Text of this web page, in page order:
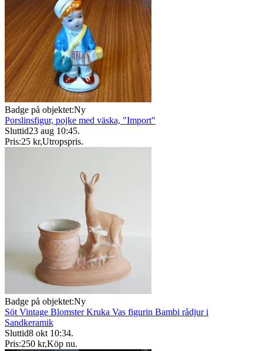
Badge på objektet:Ny
Porslinsfigur, pojke med väska, "Import"
Sluttid23 aug 10:45.
Pris:25 kr,Utropspris.
Badge på objektet:Ny
Söt Vintage Blomster Kruka Vas figurin Bambi rådjur i
Sandkeramik
Sluttid8 okt 10:34.
Pris:250 kr,Köp nu.